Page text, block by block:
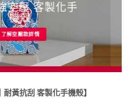
空壓 客製化手
機殼
了解空壓款詳情
耐黃抗刮 客製化手機殼】